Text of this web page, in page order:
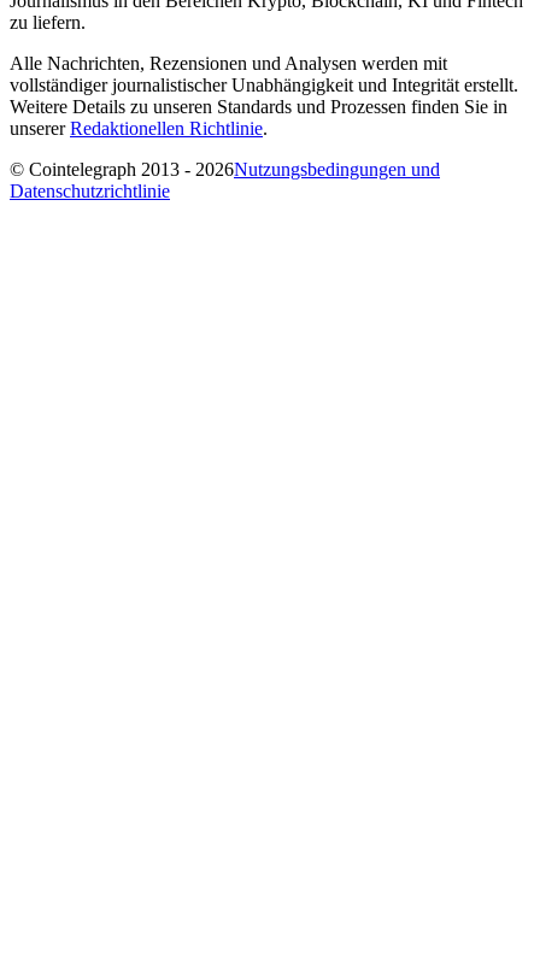
zu liefern.
Alle Nachrichten, Rezensionen und Analysen werden mit
vollständiger journalistischer Unabhängigkeit und Integrität erstellt.
Weitere Details zu unseren Standards und Prozessen finden Sie in
unsererRedaktionellen Richtlinie.
© Cointelegraph 2013 - 2026Nutzungsbedingungen und
Datenschutzrichtlinie